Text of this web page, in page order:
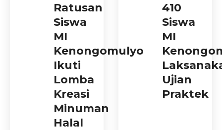
Ratusan
Siswa
MI
Kenongomulyo
Ikuti
Lomba
Kreasi
Minuman
Halal
410
Siswa
MI
Ujian
Praktek